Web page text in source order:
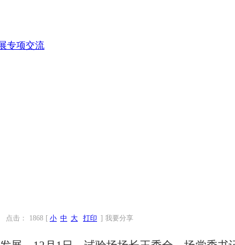
专项交流
点击： 1868 [ 小 中 大 打印 ] 我要分享